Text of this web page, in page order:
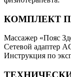
КОМПЛЕКТ
Массажер «Пояс
Сетевой адаптер
Инструкция по